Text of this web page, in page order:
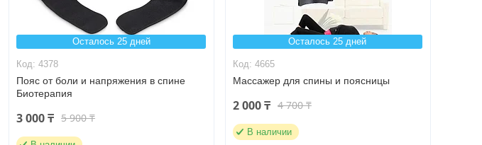
Осталось 25 дней
4378
Пояс от боли и напряжения в спине
Биотерапия
3 000 ₸ 5 900 ₸
Осталось 25 дней
4665
Массажер для спины и поясницы
2 000 ₸ 4 700 ₸
В наличии